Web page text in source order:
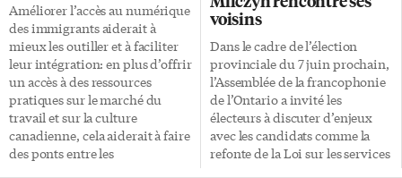
Améliorer l’accès au numérique
des immigrants aiderait à
mieux les outiller et à faciliter
leur intégration: en plus d’offrir
un accès à des ressources
pratiques sur le marché du
travail et sur la culture
canadienne, cela aiderait à faire
des ponts entre les
voisins
Dans le cadre de l’élection
provinciale du 7 juin prochain,
l’Assemblée de la francophonie
de l’Ontario a invité les
électeurs à discuter d’enjeux
avec les candidats comme la
refonte de la Loi sur les services